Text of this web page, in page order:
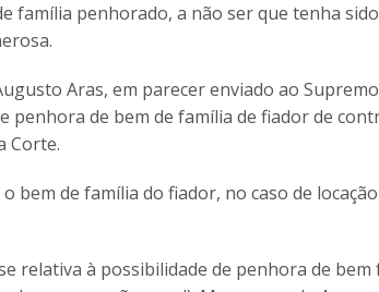
família penhorado, a não ser que tenha
Aras, em parecer enviado ao
de bem de família de fiador de
Corte.
de família do fiador, no caso de
relativa à possibilidade de penhora de